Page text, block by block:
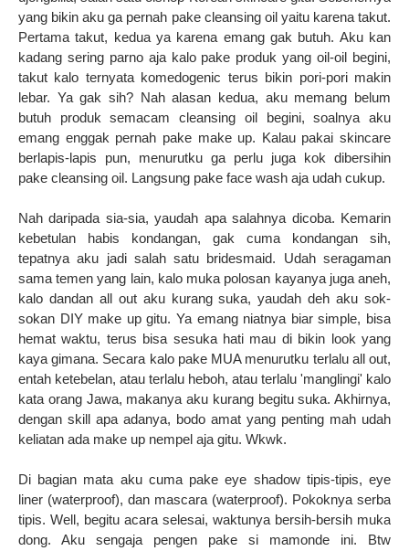
yang bikin aku ga pernah pake cleansing oil yaitu karena takut.
Pertama takut, kedua ya karena emang gak butuh. Aku kan
kadang sering parno aja kalo pake produk yang oil-oil begini,
takut kalo ternyata komedogenic terus bikin pori-pori makin
lebar. Ya gak sih? Nah alasan kedua, aku memang belum
butuh produk semacam cleansing oil begini, soalnya aku
emang enggak pernah pake make up. Kalau pakai skincare
berlapis-lapis pun, menurutku ga perlu juga kok dibersihin
pake cleansing oil. Langsung pake face wash aja udah cukup.
Nah daripada sia-sia, yaudah apa salahnya dicoba. Kemarin
kebetulan habis kondangan, gak cuma kondangan sih,
tepatnya aku jadi salah satu bridesmaid. Udah seragaman
sama temen yang lain, kalo muka polosan kayanya juga aneh,
kalo dandan all out aku kurang suka, yaudah deh aku sok-
sokan DIY make up gitu. Ya emang niatnya biar simple, bisa
hemat waktu, terus bisa sesuka hati mau di bikin look yang
kaya gimana. Secara kalo pake MUA menurutku terlalu all out,
entah ketebelan, atau terlalu heboh, atau terlalu 'manglingi' kalo
kata orang Jawa, makanya aku kurang begitu suka. Akhirnya,
dengan skill apa adanya, bodo amat yang penting mah udah
keliatan ada make up nempel aja gitu. Wkwk.
Di bagian mata aku cuma pake eye shadow tipis-tipis, eye
liner (waterproof), dan mascara (waterproof). Pokoknya serba
tipis. Well, begitu acara selesai, waktunya bersih-bersih muka
dong. Aku sengaja pengen pake si mamonde ini. Btw